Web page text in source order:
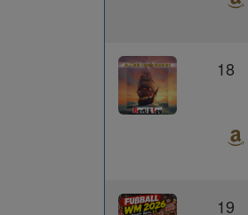
18
19